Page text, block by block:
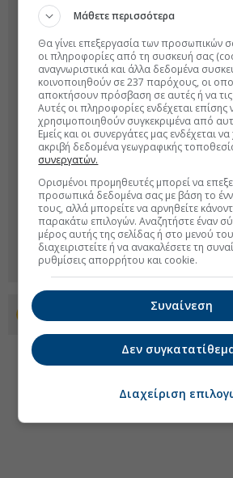
Προσθέστε το euro2day.gr στο
Μάθετε περισσότερα
Θα γίνει επεξεργασία των προσωπικών
οι πληροφορίες από τη συσκευή σας
αναγνωριστικά και άλλα δεδομένα
κοινοποιηθούν σε 237 παρόχους, οι
αποκτήσουν πρόσβαση σε αυτές ή να
Αυτές οι πληροφορίες ενδέχεται επίσης
χρησιμοποιηθούν συγκεκριμένα από
Εμείς και οι συνεργάτες μας ενδέχεται
ακριβή δεδομένα γεωγραφικής
συνεργατών.
Ορισμένοι προμηθευτές μπορεί να
προσωπικά δεδομένα σας με βάση το
τους, αλλά μπορείτε να αρνηθείτε
παρακάτω επιλογών. Αναζητήστε έναν
μέρος αυτής της σελίδας ή στο μενού
διαχειριστείτε ή να ανακαλέσετε τη
ρυθμίσεις απορρήτου και cookie.
Συναίνεση
Δεν
Διαχείριση